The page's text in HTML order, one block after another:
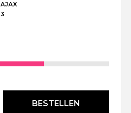
AJAX
3